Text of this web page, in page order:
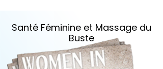
Santé Féminine et Massage du
Buste